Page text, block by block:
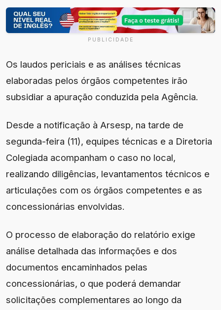
PUBLICIDADE
Os laudos periciais e as análises técnicas
elaboradas pelos órgãos competentes irão
subsidiar a apuração conduzida pela Agência.
Desde a notificação à Arsesp, na tarde de
segunda-feira (11), equipes técnicas e a Diretoria
Colegiada acompanham o caso no local,
realizando diligências, levantamentos técnicos e
articulações com os órgãos competentes e as
concessionárias envolvidas.
O processo de elaboração do relatório exige
análise detalhada das informações e dos
documentos encaminhados pelas
concessionárias, o que poderá demandar
solicitações complementares ao longo da